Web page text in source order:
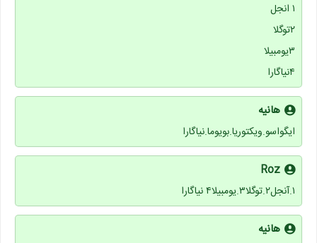
۱ انجل
۲توگلا
۳یومبیلا
۴نیاگارا
هانیه
ایگواسو.ویکتوریا.بویوما.نیاگارا
Roz
١.آنجل٢.توگلا٣.یومبیلا۴ نیاگارا
هانیه